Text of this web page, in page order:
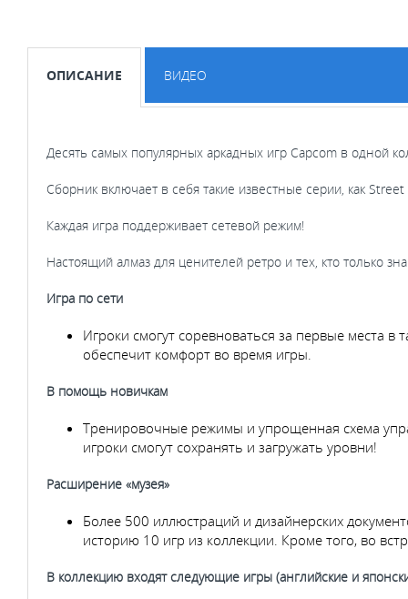
ОПИСАНИЕ ВИДЕО
Десять самых популярных аркадных игр Capcom в одной
Cборник включает в себя такие известные серии, как
Каждая игра поддерживает сетевой режим!
Настоящий алмаз для ценителей ретро и тех, кто только
Игра по сети
Игроки смогут соревноваться за первые места в
обеспечит комфорт во время игры.
В помощь новичкам
Тренировочные режимы и упрощенная схема
игроки смогут сохранять и загружать уровни!
Расширение «музея»
Более 500 иллюстраций и дизайнерских
историю 10 игр из коллекции. Кроме того, во
В коллекцию входят следующие игры (английские и